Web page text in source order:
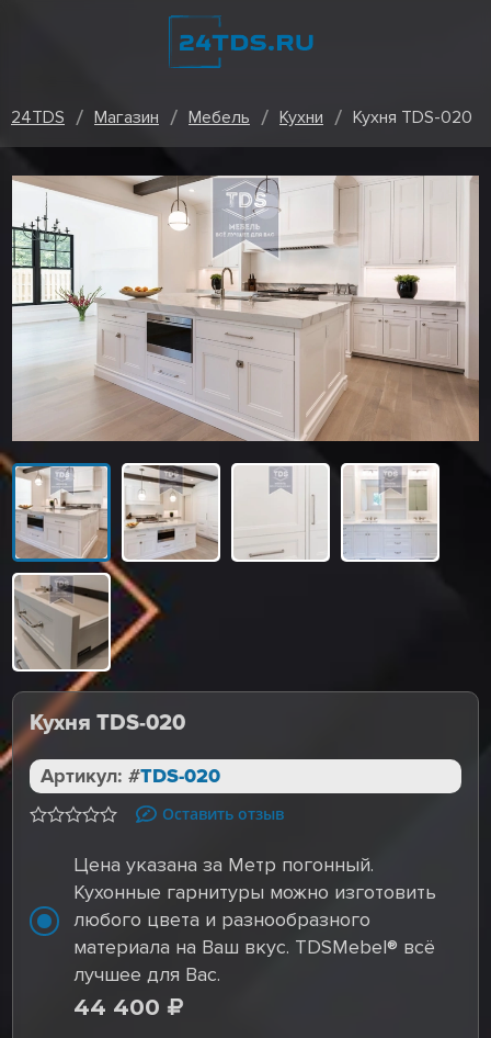
24TDS Магазин Мебель Кухни Кухня TDS-020
Кухня TDS-020
Артикул: #TDS-020
Оставить отзыв
Цена указана за Метр погонный.
Кухонные гарнитуры можно изготовить
любого цвета и разнообразного
материала на Ваш вкус. TDSMebel® всё
лучшее для Вас.
44 400